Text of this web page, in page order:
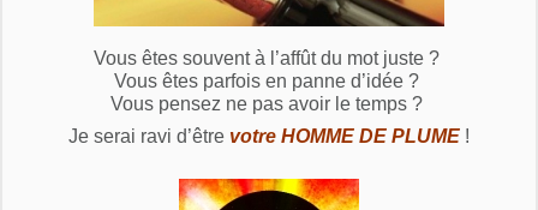
Vous êtes souvent à l’affût du mot juste ?
Vous êtes parfois en panne d’idée ?
Vous pensez ne pas avoir le temps ?
Je serai ravi d’être votre HOMME DE PLUME !